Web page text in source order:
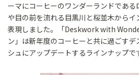
ーマにコーヒーのワンダーランドであ
や目の前を流れる目黒川と桜並木からイ
表現しました。「Deskwork with
ン」は新年度のコーヒーと共に過ごすデ
シュにアップデートするラインナップで